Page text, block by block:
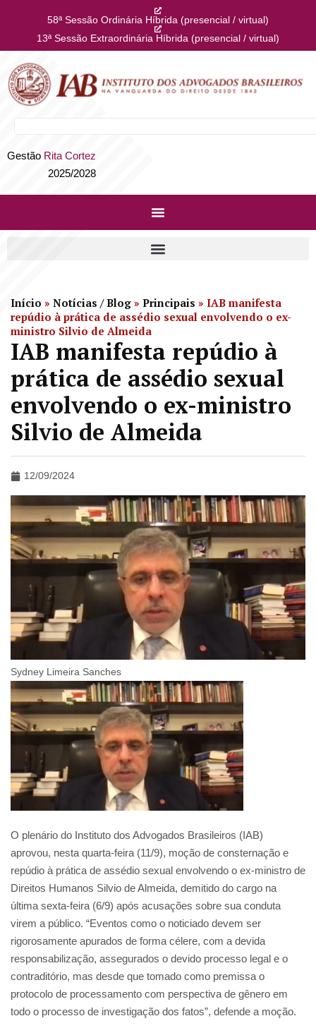
58ª Sessão Ordinária Híbrida (presencial / virtual)
13ª Sessão Extraordinária Híbrida (presencial / virtual)
Gestão Rita Cortez
2025/2028
Início » Notícias / Blog » Principais » IAB manifesta
repúdio à prática de assédio sexual envolvendo o ex-
ministro Silvio de Almeida
IAB manifesta repúdio à
prática de assédio sexual
envolvendo o ex-ministro
Silvio de Almeida
12/09/2024
Sydney Limeira Sanches
O plenário do Instituto dos Advogados Brasileiros (IAB)
aprovou, nesta quarta-feira (11/9), moção de consternação e
repúdio à prática de assédio sexual envolvendo o ex-ministro de
Direitos Humanos Silvio de Almeida, demitido do cargo na
última sexta-feira (6/9) após acusações sobre sua conduta
virem a público. “Eventos como o noticiado devem ser
rigorosamente apurados de forma célere, com a devida
responsabilização, assegurados o devido processo legal e o
contraditório, mas desde que tomado como premissa o
protocolo de processamento com perspectiva de gênero em
todo o processo de investigação dos fatos”, defende a moção.